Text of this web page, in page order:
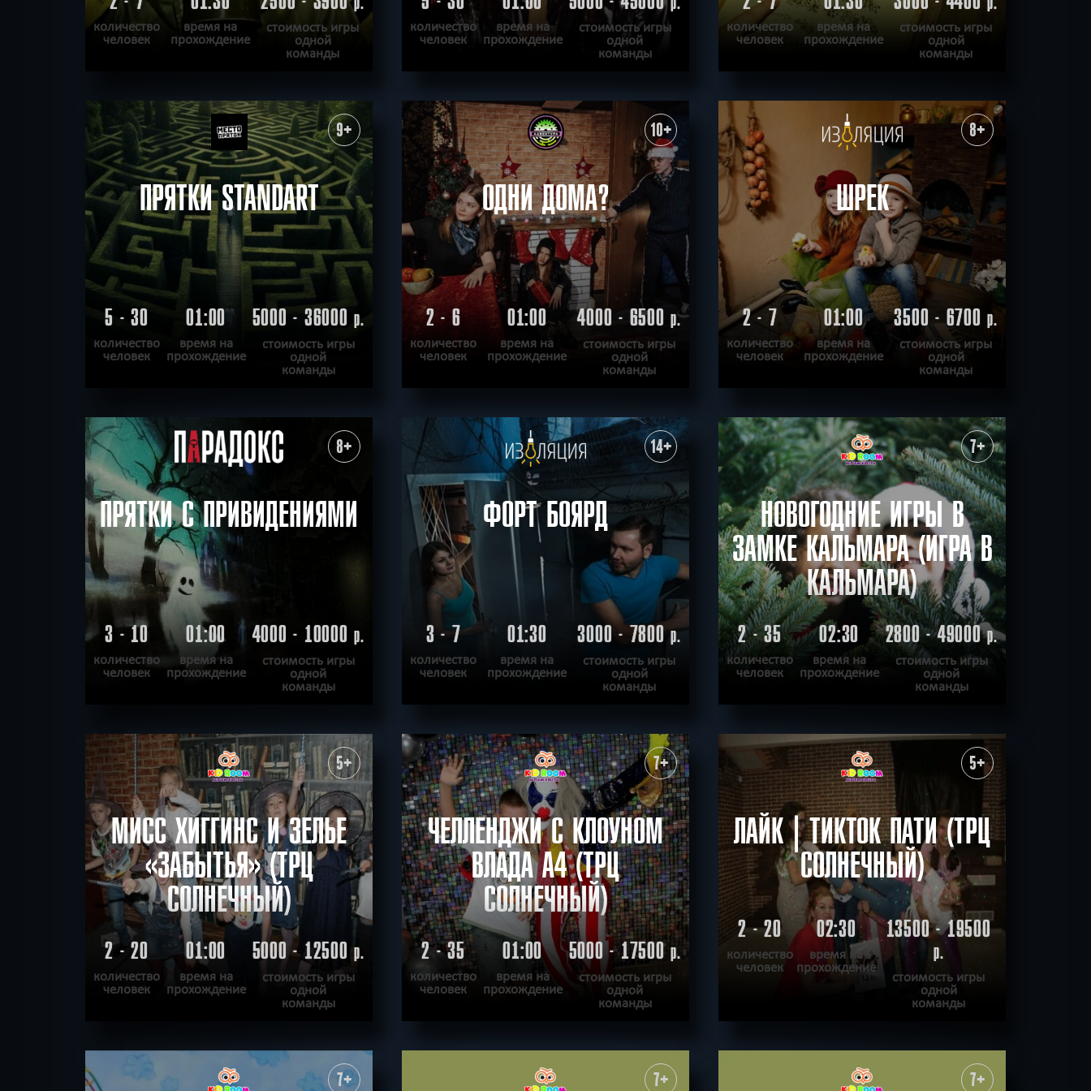
количество
человек
время на
прохождение
стоимость игры
одной
команды
ХОЧУ ПРОЙТИ | КВЕСТ ПРОЙДЕН
количество
человек
время на
прохождение
стоимость игры
одной
команды
ХОЧУ ПРОЙТИ | КВЕСТ ПРОЙДЕН
количество
человек
время на
прохождение
стоимость игры
одной
команды
ХОЧУ ПРОЙТИ | КВЕСТ ПРОЙДЕН
9+
ПРЯТКИ STANDART
5 - 30
количество
человек
01:00
время на
прохождение
5000 - 36000р.
стоимость игры
одной
команды
ХОЧУ ПРОЙТИ | КВЕСТ ПРОЙДЕН
10+
ОДНИ ДОМА?
2 - 6
количество
человек
01:00
время на
прохождение
4000 - 6500р.
стоимость игры
одной
команды
ХОЧУ ПРОЙТИ | КВЕСТ ПРОЙДЕН
8+
ШРЕК
2 - 7
количество
человек
01:00
время на
прохождение
3500 - 6700р.
стоимость игры
одной
команды
ХОЧУ ПРОЙТИ | КВЕСТ ПРОЙДЕН
8+
ПРЯТКИ С ПРИВИДЕНИЯМИ
3 - 10
количество
человек
01:00
время на
прохождение
4000 - 10000р.
стоимость игры
одной
команды
ХОЧУ ПРОЙТИ | КВЕСТ ПРОЙДЕН
14+
ФОРТ БОЯРД
3 - 7
количество
человек
01:30
время на
прохождение
3000 - 7800р.
стоимость игры
одной
команды
ХОЧУ ПРОЙТИ | КВЕСТ ПРОЙДЕН
7+
НОВОГОДНИЕ ИГРЫ В
ЗАМКЕ КАЛЬМАРА (ИГРА В
КАЛЬМАРА)
2 - 35
количество
человек
02:30
время на
прохождение
2800 - 49000р.
стоимость игры
одной
команды
ХОЧУ ПРОЙТИ | КВЕСТ ПРОЙДЕН
5+
МИСС ХИГГИНС И ЗЕЛЬЕ
«ЗАБЫТЬЯ» (ТРЦ
СОЛНЕЧНЫЙ)
2 - 20
количество
человек
01:00
время на
прохождение
5000 - 12500р.
стоимость игры
одной
команды
| КВЕСТ ПРОЙДЕН
7+
ЧЕЛЛЕНДЖИ С КЛОУНОМ
ВЛАДА А4 (ТРЦ
СОЛНЕЧНЫЙ)
2 - 35
количество
человек
01:00
время на
прохождение
5000 - 17500р.
стоимость игры
одной
команды
|
5+
ЛАЙК | ТИКТОК ПАТИ (ТРЦ
СОЛНЕЧНЫЙ)
2 - 20
количество
человек
02:30
время на
прохождение
13500 - 19500
р.
стоимость игры
одной
команды
|
7+ 7+ 7+